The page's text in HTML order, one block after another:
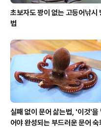
초보자도 꽝이 없는 고등어낚시
법
실패 없이 문어 삶는법, '이것'을
어야 완성되는 부드러운 문어 숙